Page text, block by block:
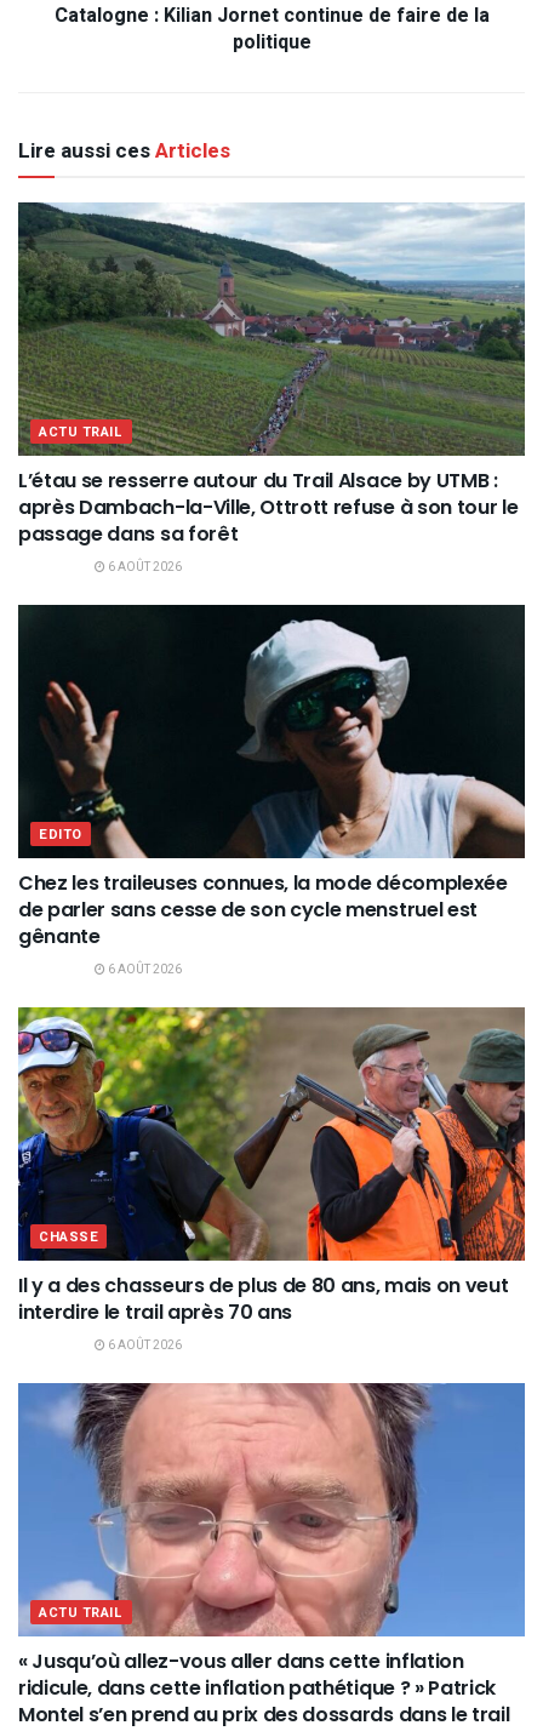
Catalogne : Kilian Jornet continue de faire de la
politique
Lire aussi cesArticles
ACTU TRAIL
L’étau se resserre autour du Trail Alsace by UTMB :
après Dambach-la-Ville, Ottrott refuse à son tour le
passage dans sa forêt
6 AOÛT 2026
EDITO
Chez les traileuses connues, la mode décomplexée
de parler sans cesse de son cycle menstruel est
gênante
6 AOÛT 2026
CHASSE
Il y a des chasseurs de plus de 80 ans, mais on veut
interdire le trail après 70 ans
6 AOÛT 2026
ACTU TRAIL
« Jusqu’où allez-vous aller dans cette inflation
ridicule, dans cette inflation pathétique ? » Patrick
Montel s’en prend au prix des dossards dans le trail